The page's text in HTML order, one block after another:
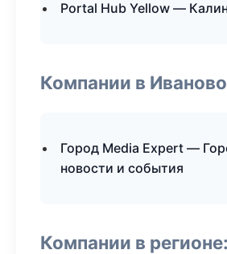
Portal Hub Yellow —
Компании в Иваново
Город Media Expert —
новости и события
Компании в регионе: